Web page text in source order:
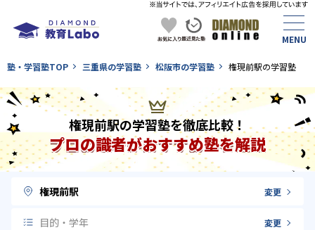
塾・学習塾TOP 三重県の学習塾 松阪市の学習塾 権現前駅の学習塾
権現前駅の学習塾を徹底比較！
プロの識者がおすすめ塾を解説
権現前駅 変更
目的・学年 変更